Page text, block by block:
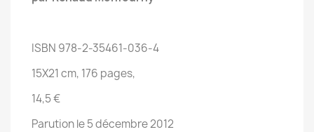
ISBN 978-2-35461-036-4
15X21 cm, 176 pages,
14,5 €
Parution le 5 décembre 2012